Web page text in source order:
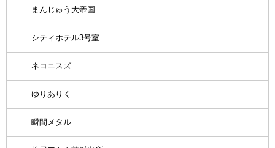
まんじゅう大帝国
シティホテル3号室
ネコニスズ
ゆりありく
瞬間メタル